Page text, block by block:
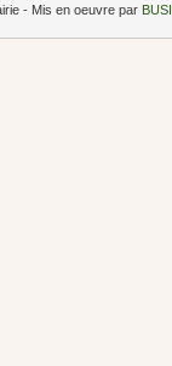
- Mis en oeuvre par